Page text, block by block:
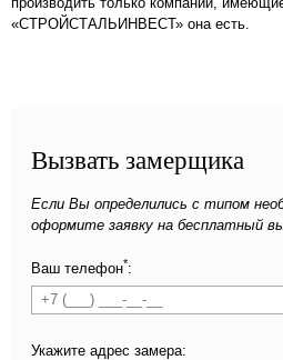
«СТРОЙСТАЛЬИНВЕСТ» она есть.
Вызвать замерщика
Если Вы определились с типом
оформите заявку на бесплатный
Ваш телефон*:
Укажите адрес замера: